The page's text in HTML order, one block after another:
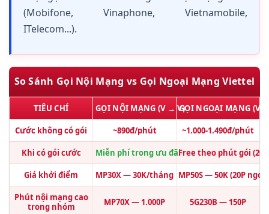
(Mobifone, Vinaphone, Vietnamobile,
ITelecom...).
So Sánh Gọi Nội Mạng vs Gọi Ngoại Mạng Viettel
TIÊU CHÍ GỌI NỘI MẠNG (V → V)GỌI NGOẠI MẠNG (V
Cước không có gói ~890đ/phút ~1.000-1.490đ/phút
Khi có gói cước Miễn phí trong ưu đãiFree theo phút gói (20-
Giá khởi điểm MP30X — 30K/tháng MP50S — 50K (20P
Phút nội mạng cao
trong nhóm
MP70X — 1.000P 5G230B — 150P